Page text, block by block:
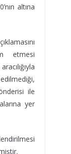
altına
etmesi
ile
yer